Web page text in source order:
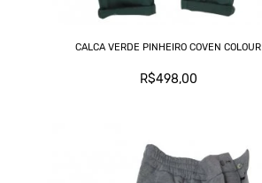
CALCA VERDE PINHEIRO COVEN COLOUR
R$498,00